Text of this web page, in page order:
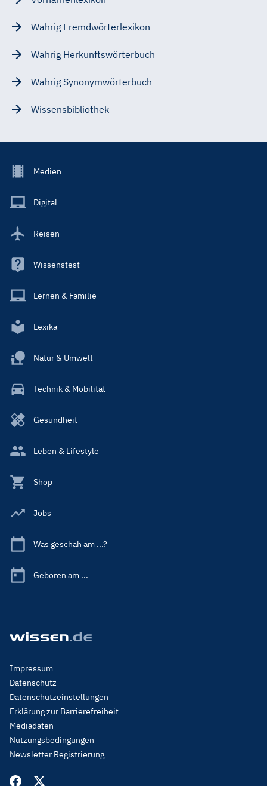
Wahrig Fremdwörterlexikon
Wahrig Herkunftswörterbuch
Wahrig Synonymwörterbuch
Wissensbibliothek
Footer
Main
Medien
Digital
Reisen
Wissenstest
Lernen & Familie
Lexika
Natur & Umwelt
Technik & Mobilität
Gesundheit
Leben & Lifestyle
Shop
Jobs
Was geschah am ...?
Geboren am ...
Footer
Menu
Legal
Impressum
Datenschutz
Datenschutzeinstellungen
Erklärung zur Barrierefreiheit
Mediadaten
Nutzungsbedingungen
Newsletter Registrierung